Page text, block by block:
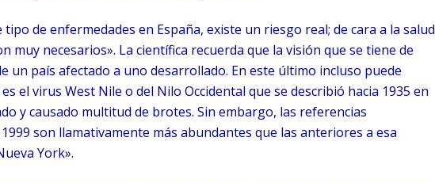
de enfermedades en España, existe un riesgo real; de cara a la salud
muy necesarios». La científica recuerda que la visión que se tiene de
un país afectado a uno desarrollado. En este último incluso puede
el virus West Nile o del Nilo Occidental que se describió hacia 1935 en
y causado multitud de brotes. Sin embargo, las referencias
son llamativamente más abundantes que las anteriores a esa
York».